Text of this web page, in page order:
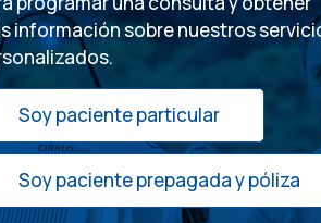
información sobre nuestros
Soy paciente particular
Soy paciente prepagada y póliza